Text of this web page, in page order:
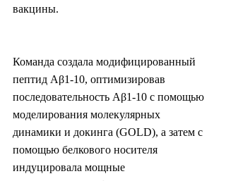
вакцины.
Команда создала модифицированный
пептид Aβ1-10, оптимизировав
последовательность Aβ1-10 с помощью
моделирования молекулярных
динамики и докинга (GOLD), а затем с
помощью белкового носителя
индуцировала мощные